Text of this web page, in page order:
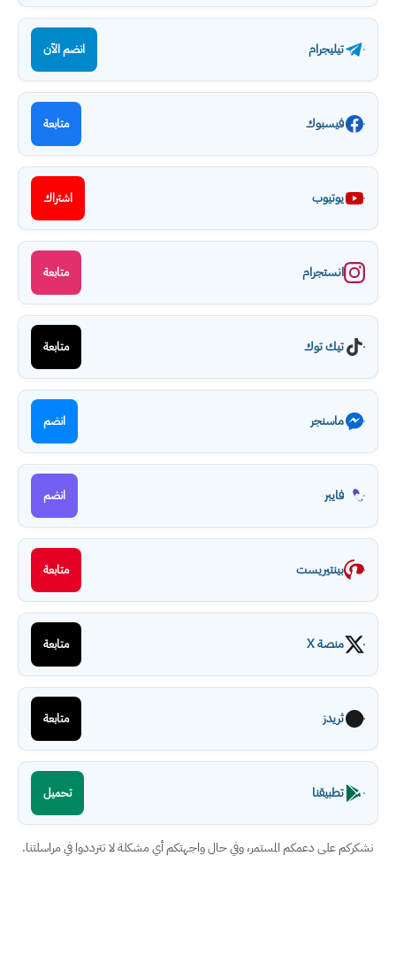
تيليجرام انضم الآن
فيسبوك متابعة
يوتيوب اشتراك
انستجرام متابعة
تيك توك متابعة
ماسنجر انضم
فايبر انضم
بينتيريست متابعة
منصة X متابعة
ثريدز متابعة
تطبيقنا تحميل
نشكركم على دعمكم المستمر، وفي حال واجهتكم أي مشكلة لا تترددوا في مراسلتنا.